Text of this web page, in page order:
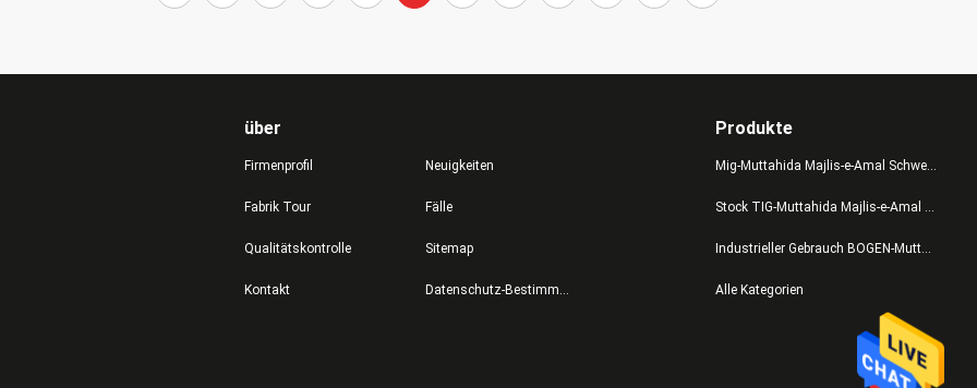
über
Firmenprofil
Fabrik Tour
Qualitätskontrolle
Kontakt
Neuigkeiten
Fälle
Sitemap
Datenschutz-Bestimmungen
Produkte
Mig-Muttahida Majlis-e-Amal Schweißer
Stock TIG-Muttahida Majlis-e-Amal Schweißer
Industrieller Gebrauch BOGEN-Muttahida Majlis-e-Amal Schweißer
Alle Kategorien